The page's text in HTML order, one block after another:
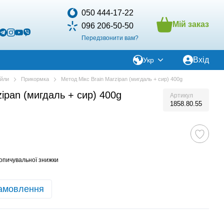
050 444-17-22
096 206-50-50
Передзвонити вам?
Мій заказ
Укр Вхід
Прикормка Метод Мікс Brain Marzipan (мигдаль + сир) 400g
(мигдаль + сир) 400g Артикул
1858.80.55
знижки